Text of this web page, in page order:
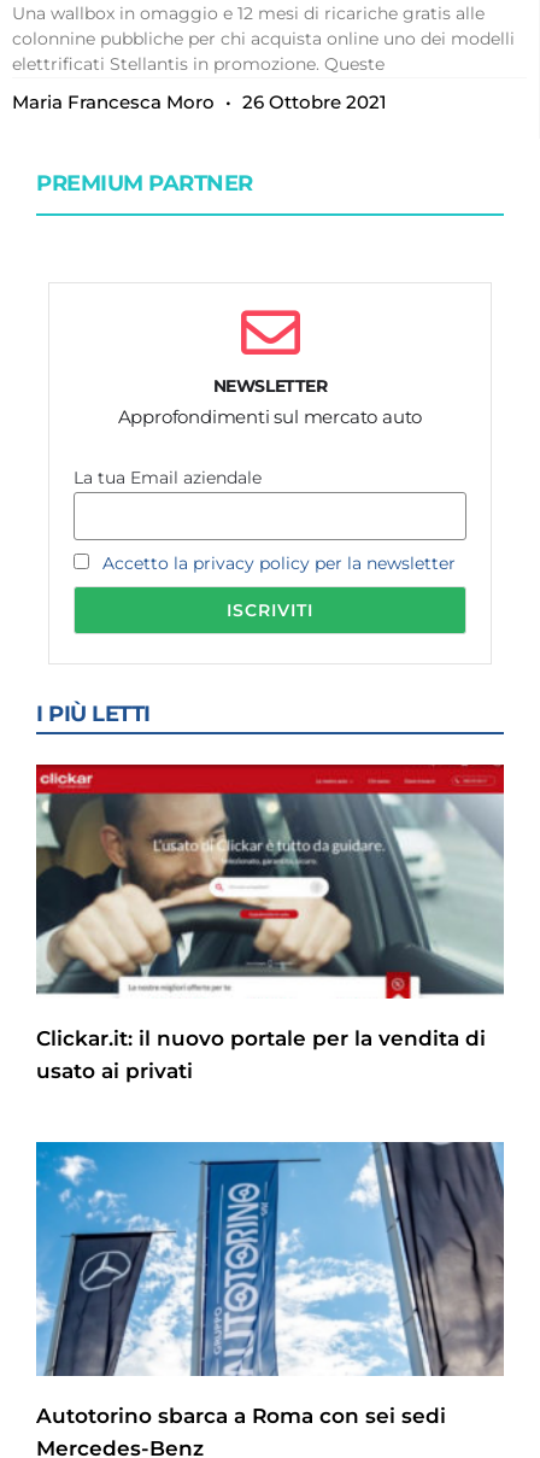
Una wallbox in omaggio e 12 mesi di ricariche gratis alle
colonnine pubbliche per chi acquista online uno dei modelli
elettrificati Stellantis in promozione. Queste
Maria Francesca Moro 26 Ottobre 2021
PREMIUM PARTNER
NEWSLETTER
Approfondimenti sul mercato auto
La tua Email aziendale
Accetto la privacy policy per la newsletter
I PIÙ LETTI
Clickar.it: il nuovo portale per la vendita di
usato ai privati
Autotorino sbarca a Roma con sei sedi
Mercedes-Benz